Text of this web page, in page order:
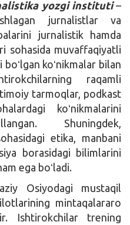
yozgi instituti–
jurnalistlar va
jurnalistik hamda
sohasida muvaffaqiyatli
koʻnikmalar bilan
raqamli
tarmoqlar, podkast
koʻnikmalarini
Shuningdek,
etika, manbani
borasidagi bilimlarini
ega boʻladi.
Osiyodagi mustaqil
mintaqalararo
Ishtirokchilar trening